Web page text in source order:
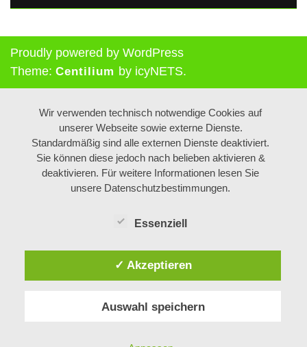
Proudly powered by WordPress
Theme: Centilium by icyNETS.
Wir verwenden technisch notwendige Cookies auf
unserer Webseite sowie externe Dienste.
Standardmäßig sind alle externen Dienste deaktiviert.
Sie können diese jedoch nach belieben aktivieren &
deaktivieren. Für weitere Informationen lesen Sie
unsere Datenschutzbestimmungen.
Essenziell
✓ Akzeptieren
Auswahl speichern